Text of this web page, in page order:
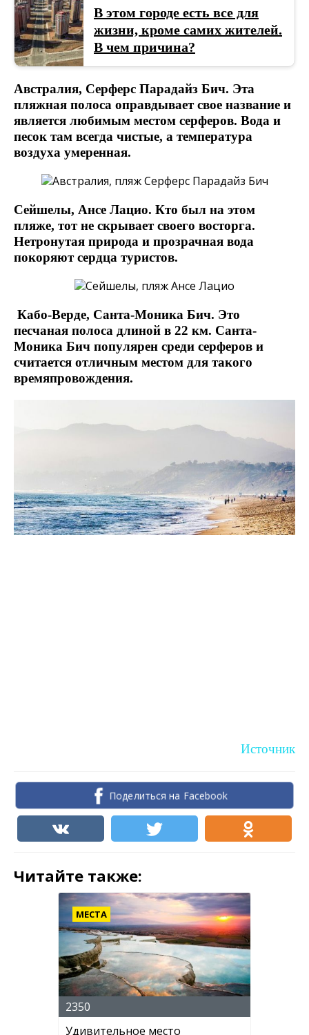
В этом городе есть все для
жизни, кроме самих жителей.
В чем причина?
Австралия, Серферс Парадайз Бич. Эта
пляжная полоса оправдывает свое название и
является любимым местом серферов. Вода и
песок там всегда чистые, а температура
воздуха умеренная.
Сейшелы, Ансе Лацио. Кто был на этом
пляже, тот не скрывает своего восторга.
Нетронутая природа и прозрачная вода
покоряют сердца туристов.
Кабо-Верде, Санта-Моника Бич. Это
песчаная полоса длиной в 22 км. Санта-
Моника Бич популярен среди серферов и
считается отличным местом для такого
времяпровождения.
Источник
Поделиться на Facebook
Читайте также:
МЕСТА
2350
Удивительное место